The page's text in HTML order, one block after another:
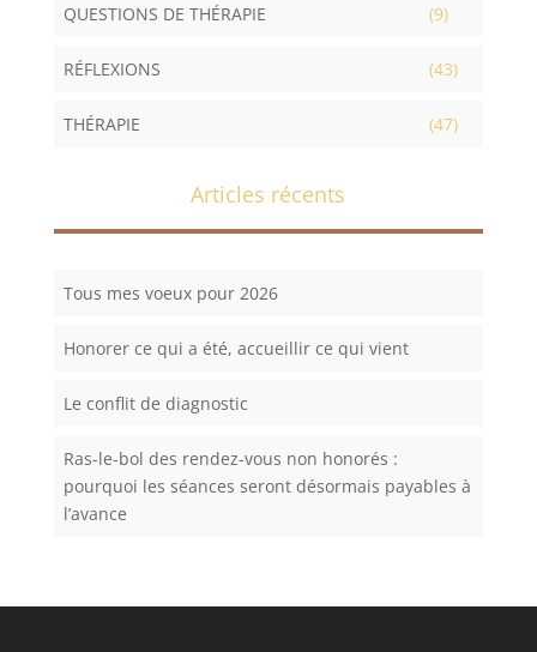
QUESTIONS DE THÉRAPIE (9)
RÉFLEXIONS (43)
THÉRAPIE (47)
Articles récents
Tous mes voeux pour 2026
Honorer ce qui a été, accueillir ce qui vient
Le conflit de diagnostic
Ras-le-bol des rendez-vous non honorés :
pourquoi les séances seront désormais payables à
l’avance